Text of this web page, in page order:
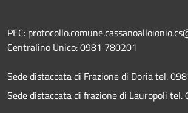
PEC:
Centralino Unico: 0981 780201
Sede distaccata di Frazione di Doria tel.
Sede distaccata di frazione di Lauropoli tel.